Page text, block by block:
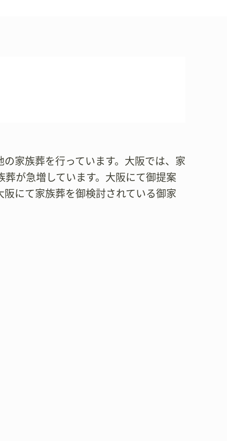
家族葬を行っています。大阪では、家
が急増しています。大阪にて御提案
にて家族葬を御検討されている御家